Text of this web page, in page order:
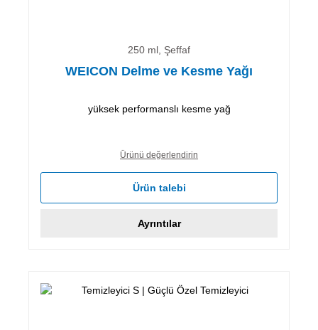
250 ml, Şeffaf
WEICON Delme ve Kesme Yağı
yüksek performanslı kesme yağ
Ürünü değerlendirin
Ürün talebi
Ayrıntılar